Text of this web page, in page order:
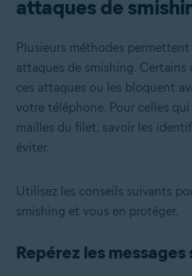
attaques de
Plusieurs méthodes
attaques de smishing.
ces attaques ou les bloquent
votre téléphone. Pour celles
mailles du filet, savoir les
éviter.
Utilisez les conseils suivants
smishing et vous en protéger.
Repérez les messages